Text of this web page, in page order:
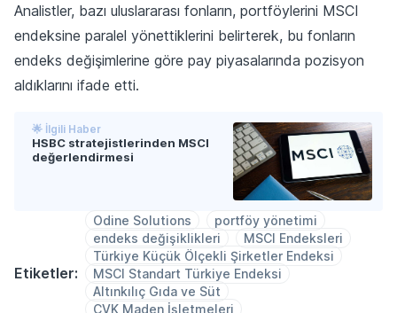
Analistler, bazı uluslararası fonların, portföylerini MSCI
endeksine paralel yönettiklerini belirterek, bu fonların
endeks değişimlerine göre pay piyasalarında pozisyon
aldıklarını ifade etti.
🌟 İlgili Haber
HSBC stratejistlerinden MSCI
değerlendirmesi
Etiketler:
Odine Solutions
portföy yönetimi
endeks değişiklikleri
MSCI Endeksleri
Türkiye Küçük Ölçekli Şirketler Endeksi
MSCI Standart Türkiye Endeksi
Altınkılıç Gıda ve Süt
CVK Maden İşletmeleri